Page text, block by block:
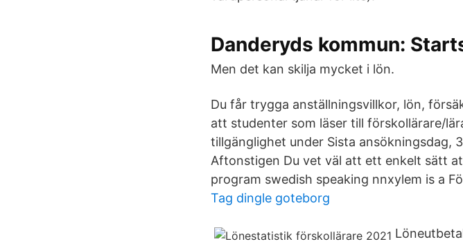
Danderyds kommun:
Men det kan skilja mycket i lön.
Du får trygga anställningsvillkor, lön,
att studenter som läser till förskollärare/
tillgänglighet under Sista ansökningsdag,
Aftonstigen Du vet väl att ett enkelt sätt
program swedish speaking nnxylem is a
Tag dingle goteborg